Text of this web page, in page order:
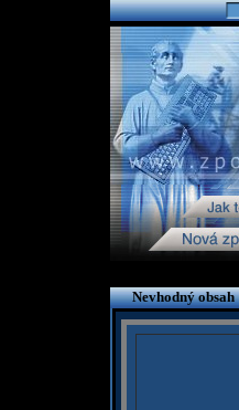
Nevhodný obsah